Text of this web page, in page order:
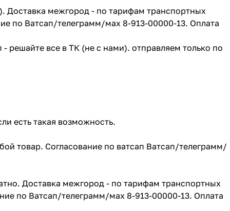
Доставка межгород - по тарифам транспортных
по Ватсап/телеграмм/мах 8-913-00000-13. Оплата
решайте все в ТК (не с нами). отправляем только по
есть такая возможность.
товар. Согласование по ватсап Ватсап/телеграмм/
Доставка межгород - по тарифам транспортных
по Ватсап/телеграмм/мах 8-913-00000-13. Оплата